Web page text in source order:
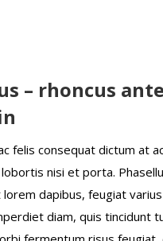
– rhoncus ante
felis consequat dictum at
nisi et porta.
dapibus, feugiat varius
diam, quis tincidunt